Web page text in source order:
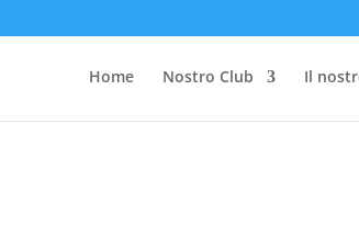
Home Nostro Club Il